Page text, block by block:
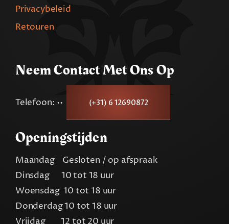
Privacybeleid
Retouren
Neem Contact Met Ons Op
Telefoon: •• (+31) 6 12690872
Openingstijden
Maandag Gesloten / op afspraak
Dinsdag 10 tot 18 uur
Woensdag 10 tot 18 uur
Donderdag 10 tot 18 uur
Vrijdag 12 tot 20 uur